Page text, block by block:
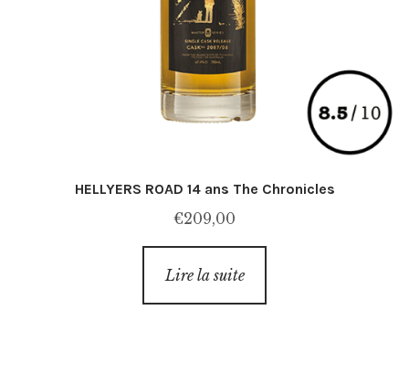
HELLYERS ROAD 14 ans The Chronicles
€209,00
Lire la suite